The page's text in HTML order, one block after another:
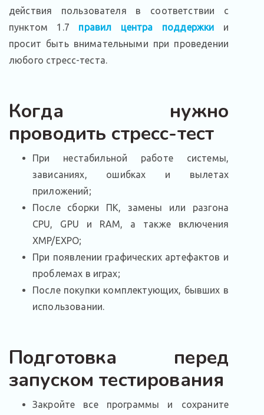
действия пользователя в соответствии с
пунктом 1.7 правил центра поддержки и
просит быть внимательными при проведении
любого стресс-теста.
Когда нужно
проводить стресс-тест
При нестабильной работе системы,
зависаниях, ошибках и вылетах
приложений;
После сборки ПК, замены или разгона
CPU, GPU и RAM, а также включения
XMP/EXPO;
При появлении графических артефактов и
проблемах в играх;
После покупки комплектующих, бывших в
использовании.
Подготовка перед
запуском тестирования
Закройте все программы и сохраните